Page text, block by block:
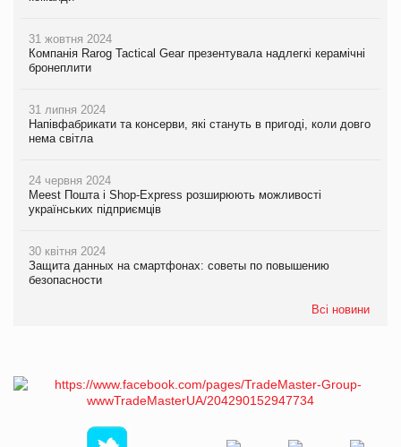
31 жовтня 2024
Компанія Rarog Tactical Gear презентувала надлегкі керамічні
бронеплити
31 липня 2024
Напівфабрикати та консерви, які стануть в пригоді, коли довго
нема світла
24 червня 2024
Meest Пошта і Shop-Express розширюють можливості
українських підприємців
30 квітня 2024
Защита данных на смартфонах: советы по повышению
безопасности
Всі новини